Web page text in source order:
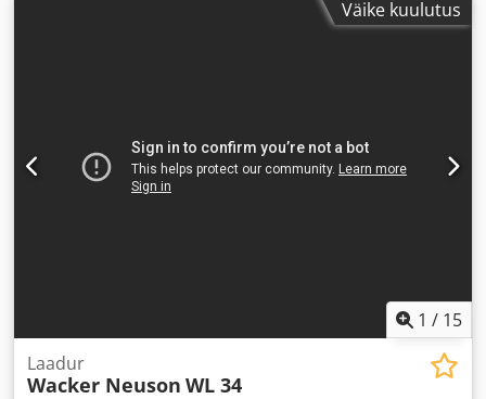
Väike kuulutus
1 / 15
Laadur
Wacker Neuson WL 34